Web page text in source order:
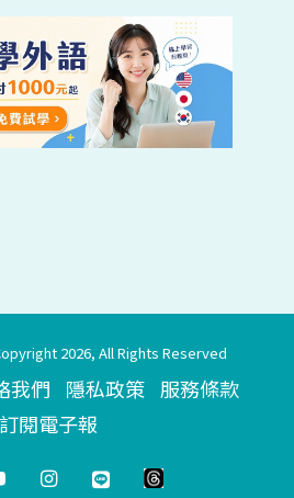
2026, All Rights Reserved
我們 隱私政策 服務條款
訂閱電子報